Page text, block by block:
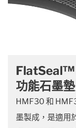
FlatSeal™
功能石墨
HMF30 和
墨製成，是適用